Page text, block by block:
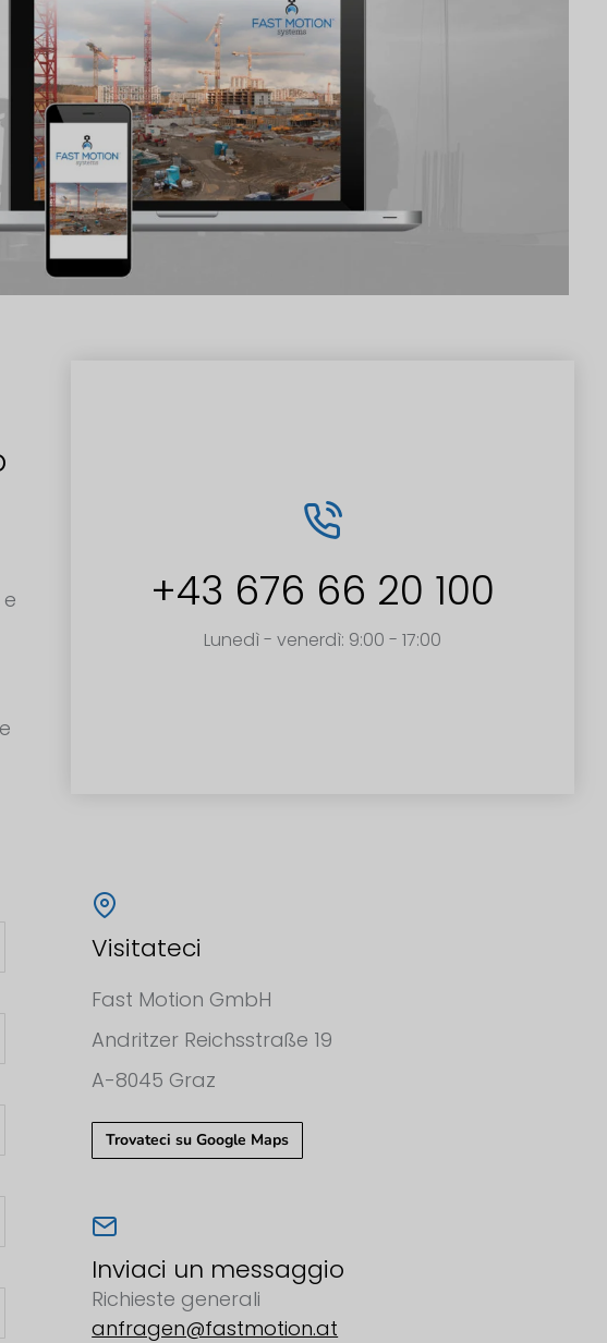
+43 676 66 20 100
Lunedì - venerdì: 9:00 - 17:00
Visitateci
Fast Motion GmbH
Andritzer Reichsstraße 19
A-8045 Graz
Trovateci su Google Maps
Inviaci un messaggio
Richieste generali
anfragen@fastmotion.at